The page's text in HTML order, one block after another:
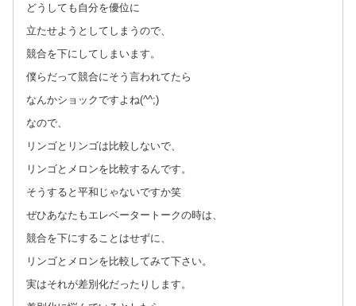
どうしても自分を優位に
立たせようとしてしまうので、
競合を下にしてしまいます。
僕らだって競合にそう言われてたら
なんかショックですよね(^^;)
なので、
リンゴとリンゴは比較しないで、
リンゴとメロンを比較するんです。
そうすると平和じゃないですか笑
ぜひあなたもエレベータートークの時は、
競合を下にすることはせずに、
リンゴとメロンを比較してみて下さい。
実はそれが差別化だったりします。